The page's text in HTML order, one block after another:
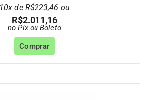
10x de R$223,46 ou
R$2.011,16
no Pix ou Boleto
Comprar